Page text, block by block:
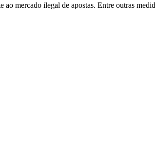
mercado ilegal de apostas. Entre outras